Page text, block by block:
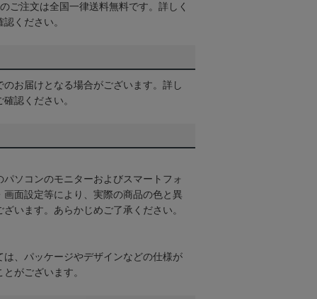
ご注文は全国一律送料無料です。詳しく
認ください。
お届けとなる場合がございます。詳し
確認ください。
ソコンのモニターおよびスマートフォ
画面設定等により、実際の商品の色と異
います。あらかじめご了承ください。
は、パッケージやデザインなどの仕様が
がございます。